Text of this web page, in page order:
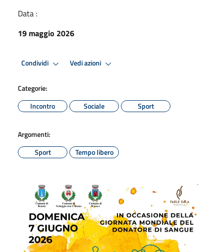
Data :
19 maggio 2026
Condividi Vedi azioni
Categorie:
Incontro
Sociale Sport
Argomenti:
Sport
Tempo libero